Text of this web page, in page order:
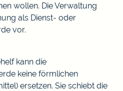
wollen. Die Verwaltung
als Dienst- oder
vor.
kann die
keine förmlichen
ersetzen. Sie schiebt die